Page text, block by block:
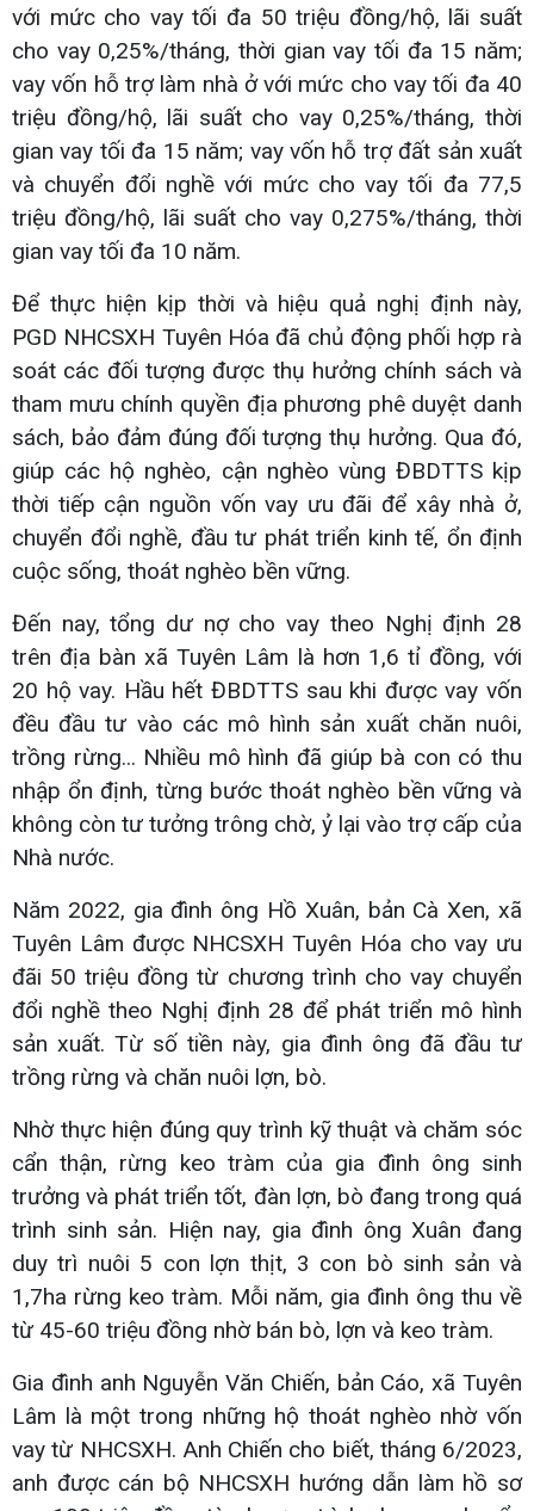
với mức cho vay tối đa 50 triệu đồng/hộ, lãi suất
cho vay 0,25%/tháng, thời gian vay tối đa 15 năm;
vay vốn hỗ trợ làm nhà ở với mức cho vay tối đa 40
triệu đồng/hộ, lãi suất cho vay 0,25%/tháng, thời
gian vay tối đa 15 năm; vay vốn hỗ trợ đất sản xuất
và chuyển đổi nghề với mức cho vay tối đa 77,5
triệu đồng/hộ, lãi suất cho vay 0,275%/tháng, thời
gian vay tối đa 10 năm.
Để thực hiện kịp thời và hiệu quả nghị định này,
PGD NHCSXH Tuyên Hóa đã chủ động phối hợp rà
soát các đối tượng được thụ hưởng chính sách và
tham mưu chính quyền địa phương phê duyệt danh
sách, bảo đảm đúng đối tượng thụ hưởng. Qua đó,
giúp các hộ nghèo, cận nghèo vùng ĐBDTTS kịp
thời tiếp cận nguồn vốn vay ưu đãi để xây nhà ở,
chuyển đổi nghề, đầu tư phát triển kinh tế, ổn định
cuộc sống, thoát nghèo bền vững.
Đến nay, tổng dư nợ cho vay theo Nghị định 28
trên địa bàn xã Tuyên Lâm là hơn 1,6 tỉ đồng, với
20 hộ vay. Hầu hết ĐBDTTS sau khi được vay vốn
đều đầu tư vào các mô hình sản xuất chăn nuôi,
trồng rừng... Nhiều mô hình đã giúp bà con có thu
nhập ổn định, từng bước thoát nghèo bền vững và
không còn tư tưởng trông chờ, ỷ lại vào trợ cấp của
Nhà nước.
Năm 2022, gia đình ông Hồ Xuân, bản Cà Xen, xã
Tuyên Lâm được NHCSXH Tuyên Hóa cho vay ưu
đãi 50 triệu đồng từ chương trình cho vay chuyển
đổi nghề theo Nghị định 28 để phát triển mô hình
sản xuất. Từ số tiền này, gia đình ông đã đầu tư
trồng rừng và chăn nuôi lợn, bò.
Nhờ thực hiện đúng quy trình kỹ thuật và chăm sóc
cẩn thận, rừng keo tràm của gia đình ông sinh
trưởng và phát triển tốt, đàn lợn, bò đang trong quá
trình sinh sản. Hiện nay, gia đình ông Xuân đang
duy trì nuôi 5 con lợn thịt, 3 con bò sinh sản và
1,7ha rừng keo tràm. Mỗi năm, gia đình ông thu về
từ 45-60 triệu đồng nhờ bán bò, lợn và keo tràm.
Gia đình anh Nguyễn Văn Chiến, bản Cáo, xã Tuyên
Lâm là một trong những hộ thoát nghèo nhờ vốn
vay từ NHCSXH. Anh Chiến cho biết, tháng 6/2023,
anh được cán bộ NHCSXH hướng dẫn làm hồ sơ